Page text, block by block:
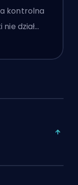
kontrolna
dział…